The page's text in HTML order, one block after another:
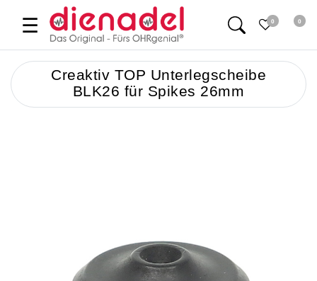
☰ 0 0
Creaktiv TOP Unterlegscheibe
BLK26 für Spikes 26mm